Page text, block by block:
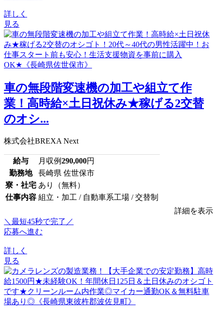
詳しく
見る
車の無段階変速機の加工や組立て作
業！高時給×土日祝休み★稼げる2交替
のオシ...
株式会社BREXA Next
給与 月収例290,000円
勤務地
長崎県 佐世保市
寮・社宅 あり（無料）
仕事内容 組立・加工 / 自動車系工場 / 交替制
詳細を表示
＼最短45秒で完了／
応募へ進む
詳しく
見る